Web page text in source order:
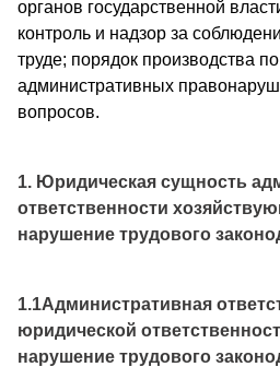
органов государственной
контроль и надзор за
труде; порядок производства
административных
вопросов.
1. Юридическая сущность
ответственности
нарушение трудового
1.1Административная
юридической
нарушение трудового